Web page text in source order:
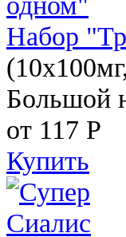
Набор
Большой
от 117 Р
Купить